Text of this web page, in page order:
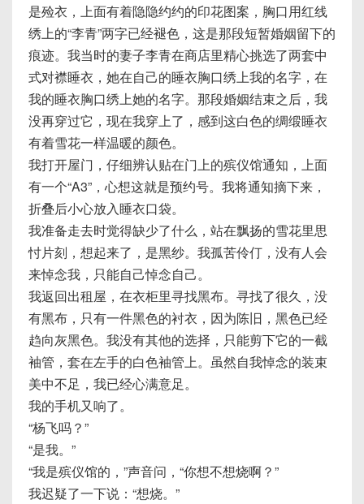
是殓衣，上面有着隐隐约约的印花图案，胸口用红线
绣上的“李青”两字已经褪色，这是那段短暂婚姻留下的
痕迹。我当时的妻子李青在商店里精心挑选了两套中
式对襟睡衣，她在自己的睡衣胸口绣上我的名字，在
我的睡衣胸口绣上她的名字。那段婚姻结束之后，我
没再穿过它，现在我穿上了，感到这白色的绸缎睡衣
有着雪花一样温暖的颜色。
我打开屋门，仔细辨认贴在门上的殡仪馆通知，上面
有一个“A3”，心想这就是预约号。我将通知摘下来，
折叠后小心放入睡衣口袋。
我准备走去时觉得缺少了什么，站在飘扬的雪花里思
忖片刻，想起来了，是黑纱。我孤苦伶仃，没有人会
来悼念我，只能自己悼念自己。
我返回出租屋，在衣柜里寻找黑布。寻找了很久，没
有黑布，只有一件黑色的衬衣，因为陈旧，黑色已经
趋向灰黑色。我没有其他的选择，只能剪下它的一截
袖管，套在左手的白色袖管上。虽然自我悼念的装束
美中不足，我已经心满意足。
我的手机又响了。
“杨飞吗？”
“是我。”
“我是殡仪馆的，”声音问，“你想不想烧啊？”
我迟疑了一下说：“想烧。”